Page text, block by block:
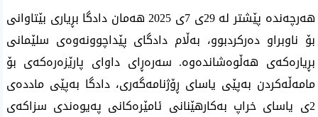
هەرچەندە پێشتر لە 29ی 7ی 2025 هەمان دادگا بڕیاری بێتاوانی
بۆ ناوبراو دەرکردبوو، بەڵام دادگای پێداچوونەوەی سلێمانی
بڕیارەکەی هەڵوەشاندەوە. سەرەڕای داوای پارێزەرەکەی بۆ
مامەڵەکردن بەپێی یاسای ڕۆژنامەگەری، دادگا بەپێی ماددەی
2ی یاسای خراپ بەکارهێنانی ئامێرەکانی پەیوەندی سزاکەی